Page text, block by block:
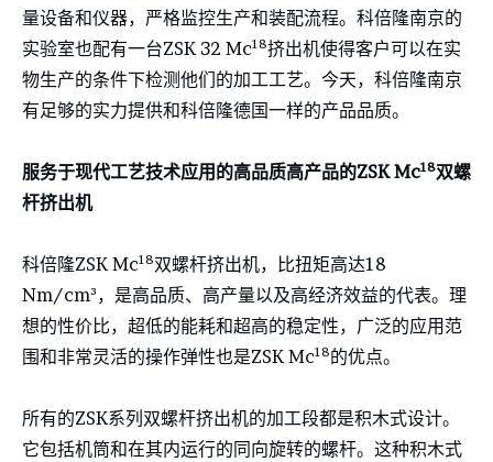
量设备和仪器，严格监控生产和装配流程。科倍隆南京的
实验室也配有一台ZSK 32 Mc18挤出机使得客户可以在实
物生产的条件下检测他们的加工工艺。今天，科倍隆南京
有足够的实力提供和科倍隆德国一样的产品品质。
服务于现代工艺技术应用的高品质高产品的ZSK Mc18双螺
杆挤出机
科倍隆ZSK Mc18双螺杆挤出机，比扭矩高达18
Nm/cm³，是高品质、高产量以及高经济效益的代表。理
想的性价比，超低的能耗和超高的稳定性，广泛的应用范
围和非常灵活的操作弹性也是ZSK Mc18的优点。
所有的ZSK系列双螺杆挤出机的加工段都是积木式设计。
它包括机筒和在其内运行的同向旋转的螺杆。这种积木式